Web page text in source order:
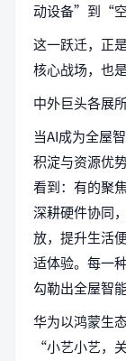
动设备”到“空
这一跃迁，正
核心战场，也
中外巨头各展
当AI成为全屋
积淀与资源优
看到：有的聚
深耕硬件协同
放，提升生活
适体验。每一
勾勒出全屋智
华为以鸿蒙生
“小艺小艺，